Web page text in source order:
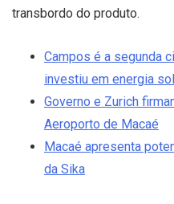
transbordo do produto.
Campos é a segunda
investiu em energia
Governo e Zurich
Aeroporto de Macaé
Macaé apresenta
da Sika